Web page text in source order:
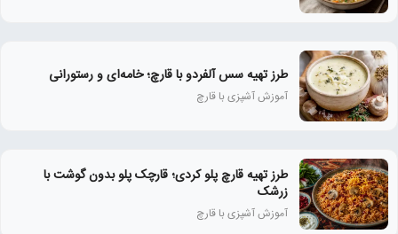
طرز تهیه سس آلفردو با قارچ؛ خامه‌ای و رستورانی
آموزش آشپزی با قارچ
طرز تهیه قارچ پلو کردی؛ قارچک پلو بدون گوشت با
زرشک
آموزش آشپزی با قارچ